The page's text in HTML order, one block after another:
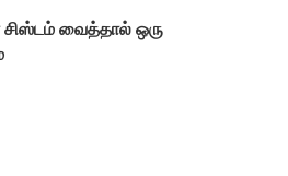
சிஸ்டம் வைத்தால் ஒரு